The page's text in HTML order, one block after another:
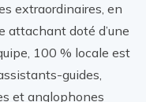
extraordinaires, en
attachant doté d’une
100 % locale est
guides,
et anglophones